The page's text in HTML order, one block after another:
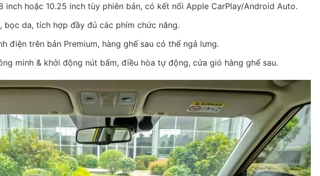
inch hoặc 10.25 inch tùy phiên bản, có kết nối Apple CarPlay/Android Auto.
bọc da, tích hợp đầy đủ các phím chức năng.
điện trên bản Premium, hàng ghế sau có thể ngả lưng.
minh & khởi động nút bấm, điều hòa tự động, cửa gió hàng ghế sau.